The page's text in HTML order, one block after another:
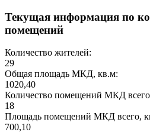
Текущая информация по
помещений
Количество жителей:
29
Общая площадь МКД, кв.м:
1020,40
Количество помещений МКД
18
Площадь помещений МКД всего,
700,10